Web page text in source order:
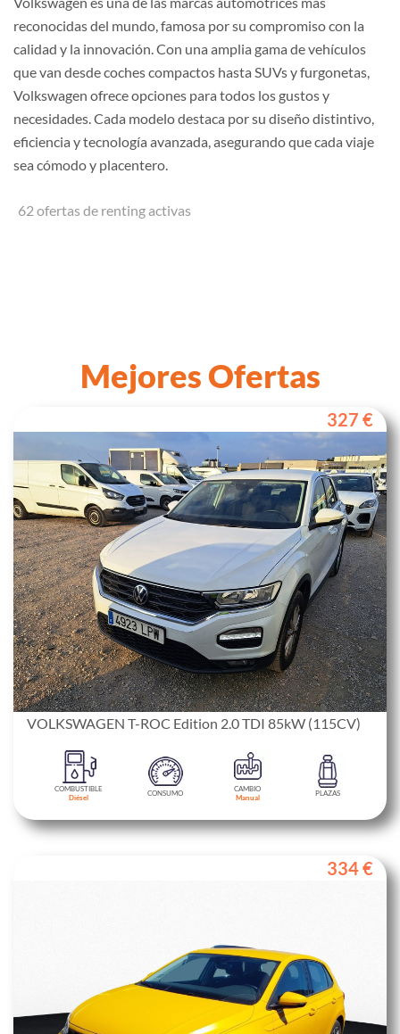
reconocidas del mundo, famosa por su compromiso con la
calidad y la innovación. Con una amplia gama de vehículos
que van desde coches compactos hasta SUVs y furgonetas,
Volkswagen ofrece opciones para todos los gustos y
necesidades. Cada modelo destaca por su diseño distintivo,
eficiencia y tecnología avanzada, asegurando que cada viaje
sea cómodo y placentero.
62 ofertas de renting activas
Mejores Ofertas
327 €
VOLKSWAGEN T-ROC Edition 2.0 TDI 85kW (115CV)
COMBUSTIBLE
Diésel
CONSUMO
CAMBIO
Manual
PLAZAS
334 €